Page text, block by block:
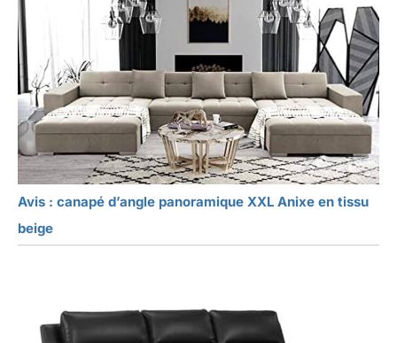
Avis : canapé d’angle panoramique XXL Anixe en tissu
beige